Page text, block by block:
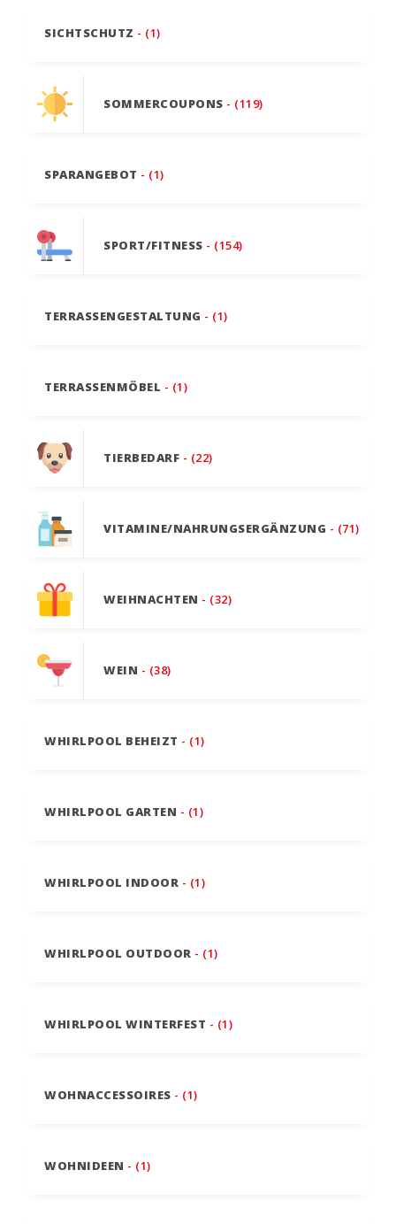
SICHTSCHUTZ - (1)
SOMMERCOUPONS - (119)
SPARANGEBOT - (1)
SPORT/FITNESS - (154)
TERRASSENGESTALTUNG - (1)
TERRASSENMÖBEL - (1)
TIERBEDARF - (22)
VITAMINE/NAHRUNGSERGÄNZUNG - (71)
WEIHNACHTEN - (32)
WEIN - (38)
WHIRLPOOL BEHEIZT - (1)
WHIRLPOOL GARTEN - (1)
WHIRLPOOL INDOOR - (1)
WHIRLPOOL OUTDOOR - (1)
WHIRLPOOL WINTERFEST - (1)
WOHNACCESSOIRES - (1)
WOHNIDEEN - (1)